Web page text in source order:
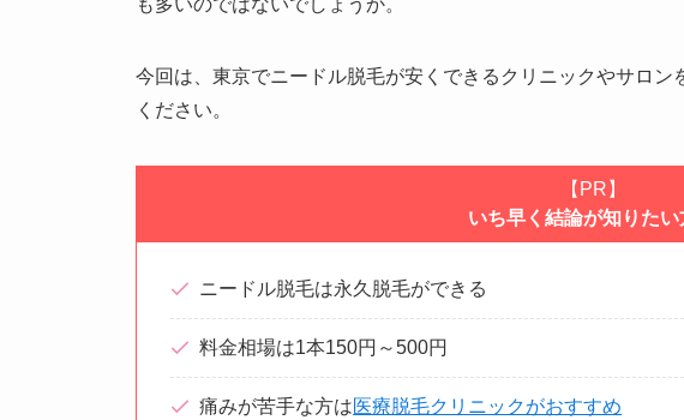
今回は、東京でニードル脱毛が安くできるクリニックやサロン
ください。
【PR】
いち早く結論が知りたい
ニードル脱毛は永久脱毛ができる
料金相場は1本150円～500円
痛みが苦手な方は医療脱毛クリニックがおすすめ